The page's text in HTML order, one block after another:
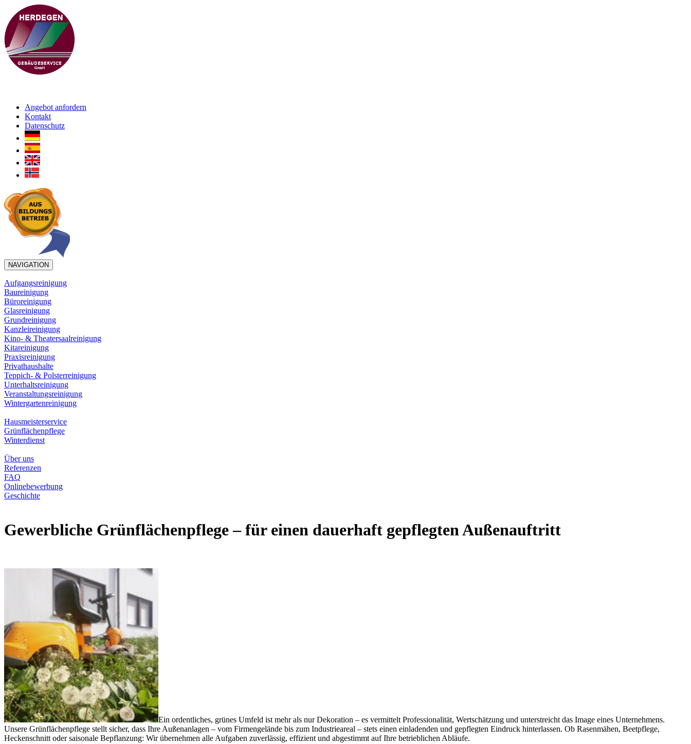
Angebot anfordern
Kontakt
Datenschutz
NAVIGATION
Aufgangsreinigung
Baureinigung
Büroreinigung
Glasreinigung
Grundreinigung
Kanzleireinigung
Kino- & Theatersaalreinigung
Kitareinigung
Praxisreinigung
Privathaushalte
Teppich- & Polsterreinigung
Unterhaltsreinigung
Veranstaltungsreinigung
Wintergartenreinigung
Hausmeisterservice
Grünflächenpflege
Winterdienst
Über uns
Referenzen
FAQ
Onlinebewerbung
Geschichte
Gewerbliche Grünflächenpflege – für einen dauerhaft gepflegten Außenauftritt
Ein ordentliches, grünes Umfeld ist mehr als nur Dekoration – es vermittelt Professionalität, Wertschätzung und unterstreicht das Image eines Unternehmens.
Unsere Grünflächenpflege stellt sicher, dass Ihre Außenanlagen – vom Firmengelände bis zum Industrieareal – stets einen einladenden und gepflegten Eindruck hinterlassen. Ob Rasenmähen, Beetpflege,
Heckenschnitt oder saisonale Bepflanzung: Wir übernehmen alle Aufgaben zuverlässig, effizient und abgestimmt auf Ihre betrieblichen Abläufe.